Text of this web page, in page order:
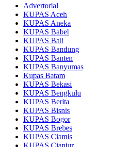
Advertorial
KUPAS Aceh
KUPAS Aneka
KUPAS Babel
KUPAS Bali
KUPAS Bandung
KUPAS Banten
KUPAS Banyumas
Kupas Batam
KUPAS Bekasi
KUPAS Bengkulu
KUPAS Berita
KUPAS Bisnis
KUPAS Bogor
KUPAS Brebes
KUPAS Ciamis